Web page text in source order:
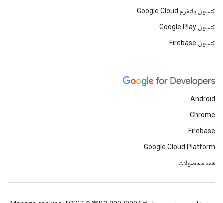
کنسول پلتفرم Google Cloud
کنسول Google Play
کنسول Firebase
Android
Chrome
Firebase
Google Cloud Platform
همه محصولات